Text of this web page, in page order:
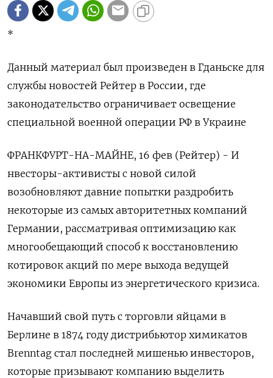
*
Данный материал был произведен в Гданьске для
службы новостей Рейтер в России, где
законодательство ограничивает освещение
специальной военной операции РФ в Украине
ФРАНКФУРТ-НА-МАЙНЕ, 16 фев (Рейтер) - И
нвесторы-активисты с новой силой
возобновляют давние попытки раздробить
некоторые из самых авторитетных компаний
Германии, рассматривая оптимизацию как
многообещающий способ к восстановлению
котировок акций по мере выхода ведущей
экономики Европы из энергетического кризиса.
Начавший свой путь с торговли яйцами в
Берлине в 1874 году дистрибьютор химикатов
Brenntag стал последней мишенью инвесторов,
которые призывают компанию выделить